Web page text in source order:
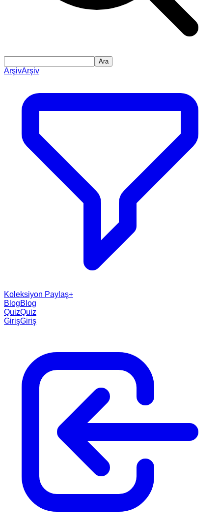
Ara
ArşivArşiv
Koleksiyon Paylaş+
BlogBlog
QuizQuiz
GirişGiriş